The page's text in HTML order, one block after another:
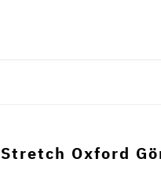
Stretch Oxford